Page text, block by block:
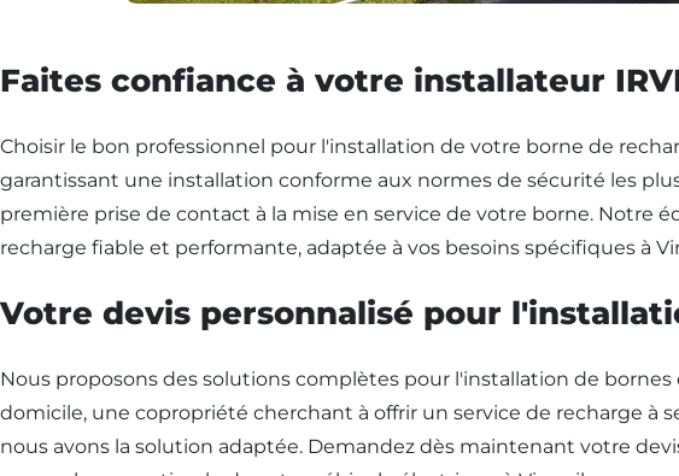
Faites confiance à votre installateur
Choisir le bon professionnel pour l'installation de votre borne de
garantissant une installation conforme aux normes de sécurité les
première prise de contact à la mise en service de votre borne. Notre
recharge fiable et performante, adaptée à vos besoins spécifiques à
Votre devis personnalisé pour
Nous proposons des solutions complètes pour l'installation de
domicile, une copropriété cherchant à offrir un service de recharge à
nous avons la solution adaptée. Demandez dès maintenant votre